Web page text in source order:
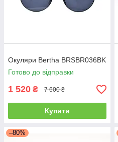
Окуляри Bertha BRSBR036BK
Готово до відправки
1 520 ₴ 7 600 ₴
Купити
–80%